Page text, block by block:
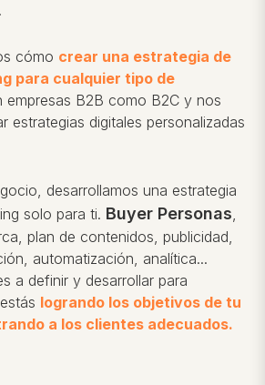
cómo crear una estrategia de
para cualquier tipo de
empresas B2B como B2C y nos
estrategias digitales personalizadas
desarrollamos una estrategia
solo para ti. Buyer Personas,
plan de contenidos, publicidad,
automatización, analítica...
a definir y desarrollar para
logrando los objetivos de tu
a los clientes adecuados.